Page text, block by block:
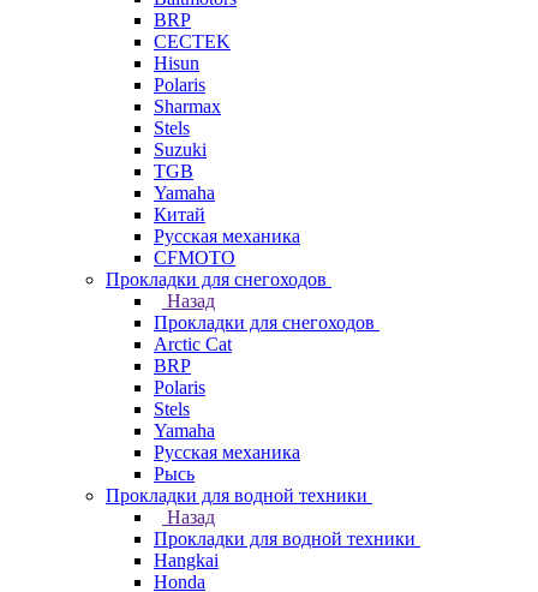
BRP
CECTEK
Hisun
Polaris
Sharmax
Stels
Suzuki
TGB
Yamaha
Китай
Русская механика
СFMOTO
Прокладки для снегоходов
Назад
Прокладки для снегоходов
Arctic Cat
BRP
Polaris
Stels
Yamaha
Русская механика
Рысь
Прокладки для водной техники
Назад
Прокладки для водной техники
Hangkai
Honda